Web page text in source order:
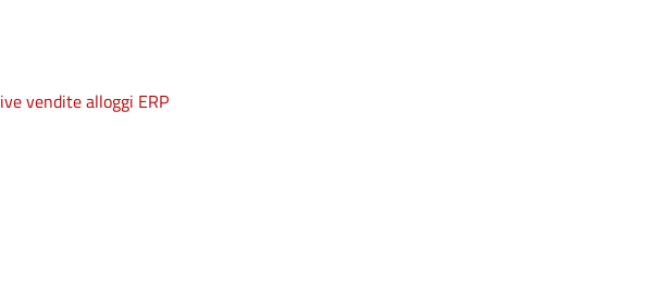
vendite alloggi ERP